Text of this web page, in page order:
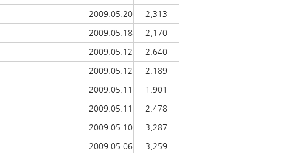
2009.05.20 2,313
2009.05.18 2,170
2009.05.12 2,640
2009.05.12 2,189
2009.05.11 1,901
2009.05.11 2,478
2009.05.10 3,287
2009.05.06 3,259